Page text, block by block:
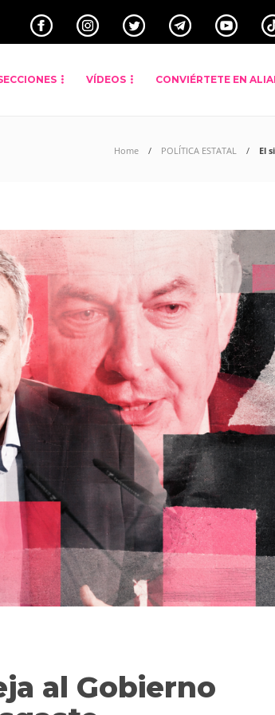
VÍDEOS CONVIÉRTETE EN
Home POLÍTICA ESTATAL El
al Gobierno